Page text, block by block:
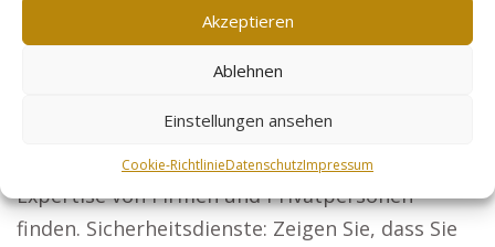
Akzeptieren
Ablehnen
Einstellungen ansehen
Cookie-RichtlinieDatenschutzImpressum
Anwälte: Lassen Sie sich bundesweit finden und
erschließen Sie neue Mandantengruppen.
Architekten: Stellen Sie Ihre Entwürfe vor und
gewinnen Sie neue Bauherren.
Steuerberater: Lassen Sie Ihre steuerliche
Expertise von Firmen und Privatpersonen
finden. Sicherheitsdienste: Zeigen Sie, dass Sie